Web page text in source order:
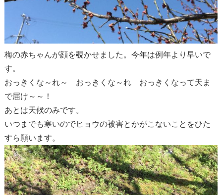
梅の赤ちゃんが顔を覗かせました。今年は例年より早いで
す。
おっきくな～れ～ おっきくな～れ おっきくなって天ま
で届け～～！
あとは天候のみです。
いつまでも寒いのでヒョウの被害とかがこないことをひた
すら願います。